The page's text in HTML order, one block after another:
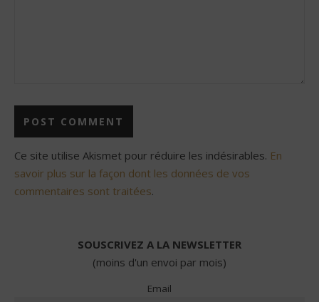
Ce site utilise Akismet pour réduire les indésirables. En
savoir plus sur la façon dont les données de vos
commentaires sont traitées.
SOUSCRIVEZ A LA NEWSLETTER
(moins d'un envoi par mois)
Email